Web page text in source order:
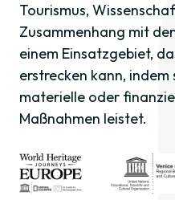
Tourismus,
Zusammenhang mit
einem Einsatzgebiet,
erstrecken kann, indem
materielle oder
Maßnahmen leistet.